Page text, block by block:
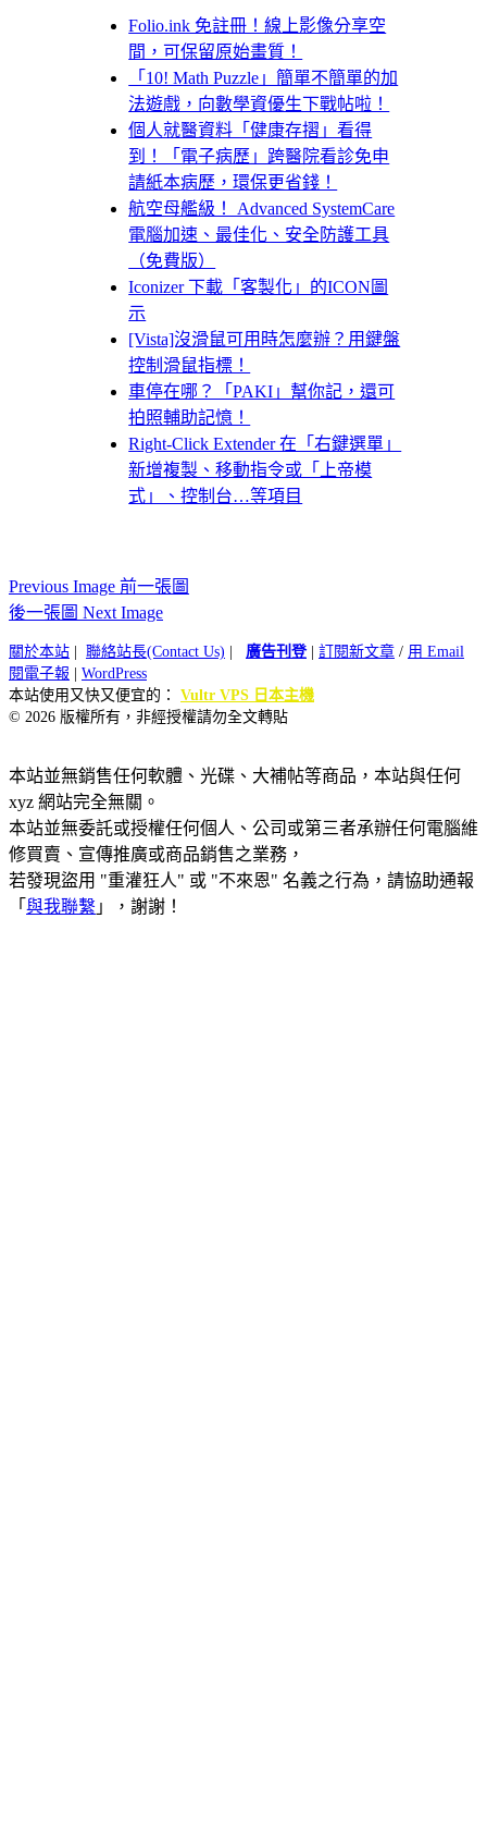
Folio.ink 免註冊！線上影像分享空
間，可保留原始畫質！
「10! Math Puzzle」簡單不簡單的加
法遊戲，向數學資優生下戰帖啦！
個人就醫資料「健康存摺」看得
到！「電子病歷」跨醫院看診免申
請紙本病歷，環保更省錢！
航空母艦級！ Advanced SystemCare
電腦加速、最佳化、安全防護工具
（免費版）
Iconizer 下載「客製化」的ICON圖
示
[Vista]沒滑鼠可用時怎麼辦？用鍵盤
控制滑鼠指標！
車停在哪？「PAKI」幫你記，還可
拍照輔助記憶！
Right-Click Extender 在「右鍵選單」
新增複製、移動指令或「上帝模
式」、控制台…等項目
Previous Image 前一張圖
後一張圖 Next Image
關於本站 聯絡站長(Contact Us) 廣告刊登| 訂閱新文章 / 用 Email
閱電子報
WordPress
本站使用又快又便宜的： Vultr VPS 日本主機
© 2026 版權所有，非經授權請勿全文轉貼
本站並無銷售任何軟體、光碟、大補帖等商品，本站與任何
xyz 網站完全無關。
本站並無委託或授權任何個人、公司或第三者承辦任何電腦維
修買賣、宣傳推廣或商品銷售之業務，
若發現盜用 "重灌狂人" 或 "不來恩" 名義之行為，請協助通報
「 與我聯繫 」，謝謝！